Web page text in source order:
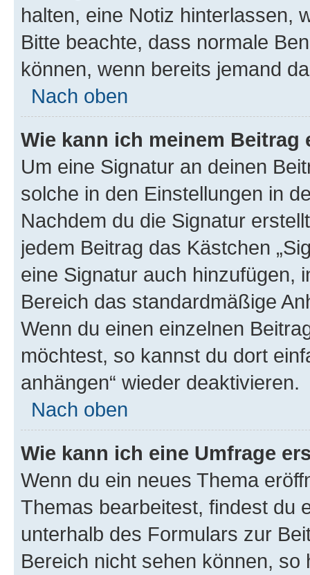
halten, eine Notiz hinterlassen,
Bitte beachte, dass normale
können, wenn bereits jemand
Nach oben
Wie kann ich meinem
Um eine Signatur an deinen
solche in den Einstellungen in
Nachdem du die Signatur
jedem Beitrag das Kästchen
eine Signatur auch hinzufügen,
Bereich das standardmäßige
Wenn du einen einzelnen
möchtest, so kannst du dort
anhängen“ wieder deaktivieren.
Nach oben
Wie kann ich eine Umfrage
Wenn du ein neues Thema
Themas bearbeitest, findest du
unterhalb des Formulars zur
Bereich nicht sehen können,